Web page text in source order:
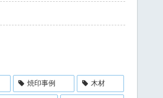
焼印事例 木材